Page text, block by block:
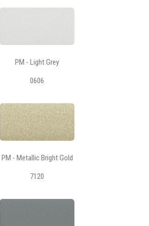
PM - Light Grey
0606
PM - Metallic Bright Gold
7120